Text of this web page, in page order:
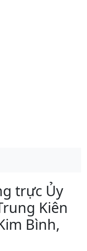
trực Ủy
Kiên
Bình,